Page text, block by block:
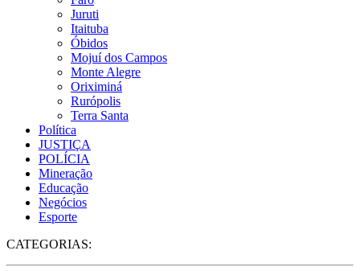
Juruti
Itaituba
Óbidos
Mojuí dos Campos
Monte Alegre
Oriximiná
Rurópolis
Terra Santa
Política
JUSTIÇA
POLÍCIA
Mineração
Educação
Negócios
Esporte
CATEGORIAS: